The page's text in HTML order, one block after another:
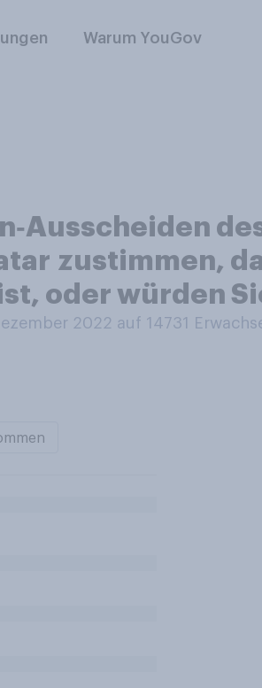
Warum YouGov
zustimmen,
oder würden
2022 auf 14731